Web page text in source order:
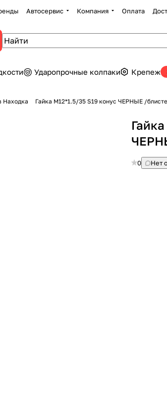
Автосервис Компания Оплата
Ударопрочные колпаки Крепеж
Находка Гайка М12*1.5/35 S19 конус ЧЕРНЫЕ /
0 Нет